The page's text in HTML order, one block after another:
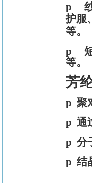
p 纱
护服
等。
p 短
等。
芳
p 聚
p 通
p 分
p 结